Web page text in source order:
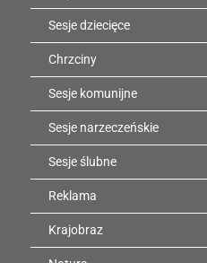
Sesje dziecięce
Chrzciny
Sesje komunijne
Sesje narzeczeńskie
Sesje ślubne
Reklama
Krajobraz